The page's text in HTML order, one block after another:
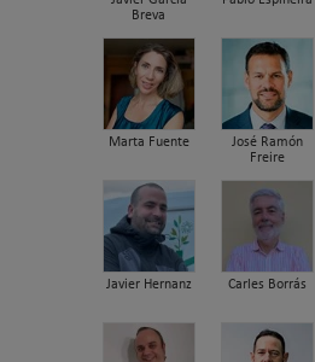
Breva
Marta Fuente
José Ramón
Freire
Javier Hernanz Carles Borrás